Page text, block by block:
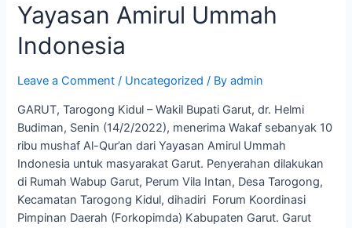
Yayasan Amirul Ummah
Indonesia
Leave a Comment / Uncategorized / Byadmin
GARUT, Tarogong Kidul – Wakil Bupati Garut, dr. Helmi
Budiman, Senin (14/2/2022), menerima Wakaf sebanyak 10
ribu mushaf Al-Qur’an dari Yayasan Amirul Ummah
Indonesia untuk masyarakat Garut. Penyerahan dilakukan
di Rumah Wabup Garut, Perum Vila Intan, Desa Tarogong,
Kecamatan Tarogong Kidul, dihadiri Forum Koordinasi
Pimpinan Daerah (Forkopimda) Kabupaten Garut. Garut
Al-
Qur’an
Dari
Yayasan
Ummah
Indonesia